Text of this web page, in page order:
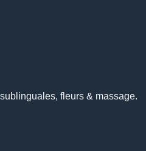
fleurs & massage.